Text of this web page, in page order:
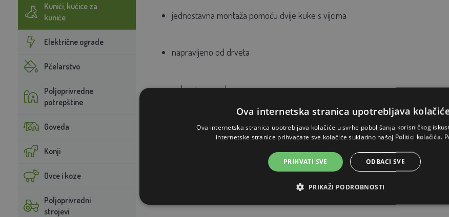
Kunići, kućice za
kuniće
Električne ograde
Pčelarstvo
Poljoprivredne
potrepštine
Goveda
Konji
Ovce i koze
Poljoprivredni
strojevi
jednostavna montaža pomoću dvije kuke s vijcima
napravljeno od drveta
jednostavno rukovanje
Tablica dimenzija pojedinih varijanti
Ova internetska stranica upotrebljava
Ova internetska stranica upotrebljava kolačiće u svrhe poboljšanja korisničkog
internetske stranice prihvaćate sve kolačiće sukladno našoj Politici kolačića.
PRIHVATI SVE ODBACI SVE
PRIKAŽI PODROBNOSTI